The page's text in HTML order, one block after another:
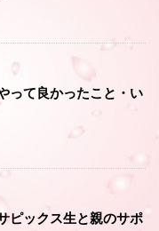
って良かったこと・い
ピックス生と親のサポ